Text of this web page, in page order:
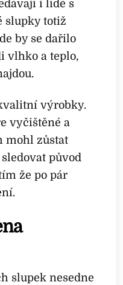
i lidé s
slupky totiž
by se dařilo
vlhko a teplo,
výrobky.
vyčištěné a
mohl zůstat
původ
že po pár
slupek nesedne